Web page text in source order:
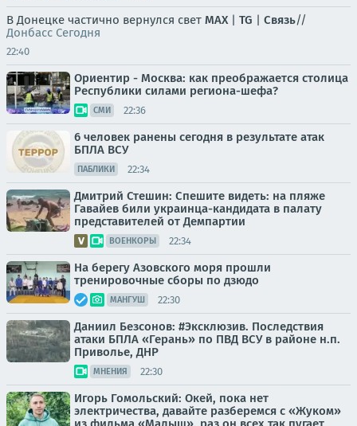
В Донецке частично вернулся свет MAX| TG | Связь//
Донбасс Сегодня
22:40
Ориентир - Москва: как преображается столица
Республики силами региона-шефа?
СМИ 22:36
6 человек ранены сегодня в результате атак
БПЛА ВСУ
ПАБЛИКИ 22:34
Дмитрий Стешин: Спешите видеть: на пляже
Гавайев били украинца-кандидата в палату
представителей от Демпартии
ВОЕНКОРЫ 22:34
На берегу Азовского моря прошли
тренировочные сборы по дзюдо
МАНГУШ 22:30
Даниил Безсонов: #Эксклюзив. Последствия
атаки БПЛА «Герань» по ПВД ВСУ в районе н.п.
Приволье, ДНР
МНЕНИЯ 22:30
Игорь Гомольский: Окей, пока нет
электричества, давайте разберемся с «Жуком»